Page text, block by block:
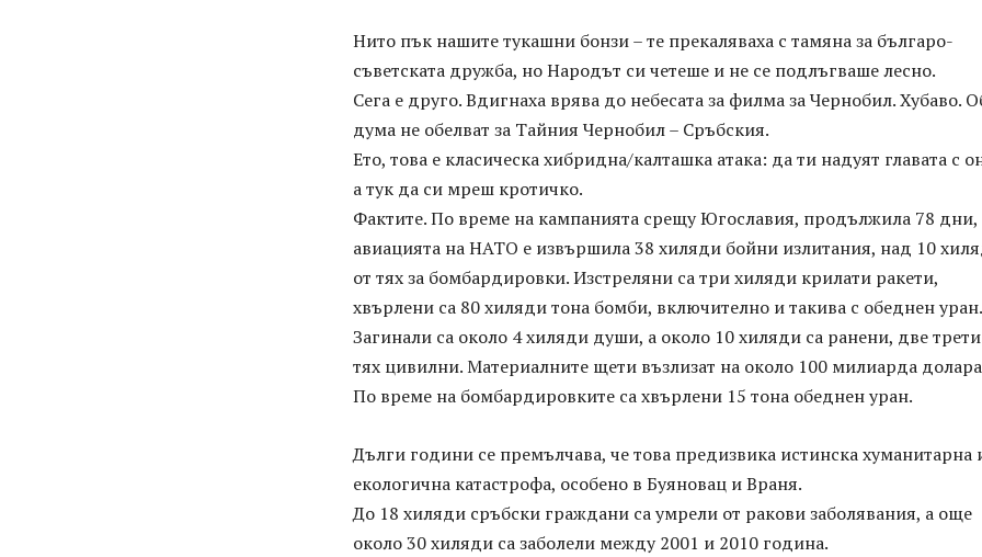
Нито пък нашите тукашни бонзи – те прекаляваха с тамяна за българо-
съветската дружба, но Народът си четеше и не се подлъгваше лесно.
Сега е друго. Вдигнаха врява до небесата за филма за Чернобил. Хубаво.
дума не обелват за Тайния Чернобил – Сръбския.
Ето, това е класическа хибридна/калташка атака: да ти надуят главата с
а тук да си мреш кротичко.
Фактите. По време на кампанията срещу Югославия, продължила 78 дни,
авиацията на НАТО е извършила 38 хиляди бойни излитания, над 10
от тях за бомбардировки. Изстреляни са три хиляди крилати ракети,
хвърлени са 80 хиляди тона бомби, включително и такива с обеднен уран.
Загинали са около 4 хиляди души, а около 10 хиляди са ранени, две
тях цивилни. Материалните щети възлизат на около 100 милиарда
По време на бомбардировките са хвърлени 15 тона обеднен уран.
Дълги години се премълчава, че това предизвика истинска хуманитарна
екологична катастрофа, особено в Буяновац и Враня.
До 18 хиляди сръбски граждани са умрели от ракови заболявания, а още
около 30 хиляди са заболели между 2001 и 2010 година.